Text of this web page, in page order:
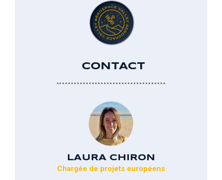
CONTACT
LAURA CHIRON
Chargée de projets européens